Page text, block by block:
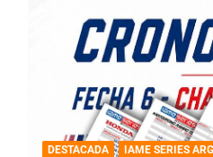
DESTACADA IAME SERIES